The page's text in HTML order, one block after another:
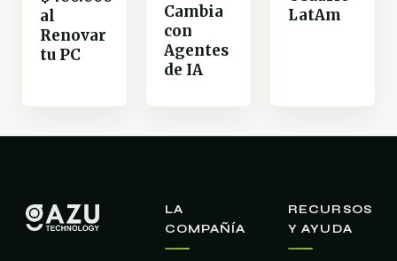
al
Renovar
tu PC
Cambia
con
Agentes
de IA
LatAm
LA
COMPAÑÍA
RECURSOS
Y AYUDA